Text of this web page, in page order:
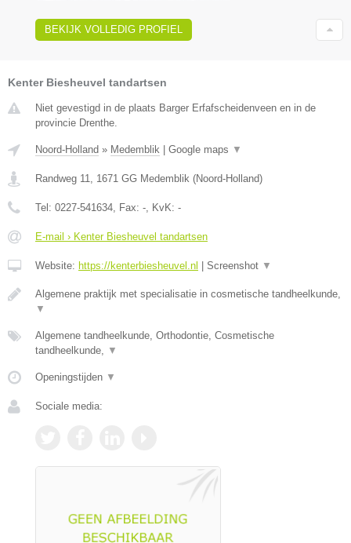
BEKIJK VOLLEDIG PROFIEL
Kenter Biesheuvel tandartsen
Niet gevestigd in de plaats Barger Erfafscheidenveen en in de
provincie Drenthe.
Noord-Holland » Medemblik | Google maps ▼
Randweg 11 1671 GG Medemblik (Noord-Holland)
Tel: 0227-541634 , Fax: - , KvK: -
E-mail › Kenter Biesheuvel tandartsen
Website: https://kenterbiesheuvel.nl | Screenshot ▼
Algemene praktijk met specialisatie in cosmetische tandheelkunde,
▼
Algemene tandheelkunde, Orthodontie, Cosmetische
tandheelkunde,
▼
Openingstijden ▼
Sociale media: